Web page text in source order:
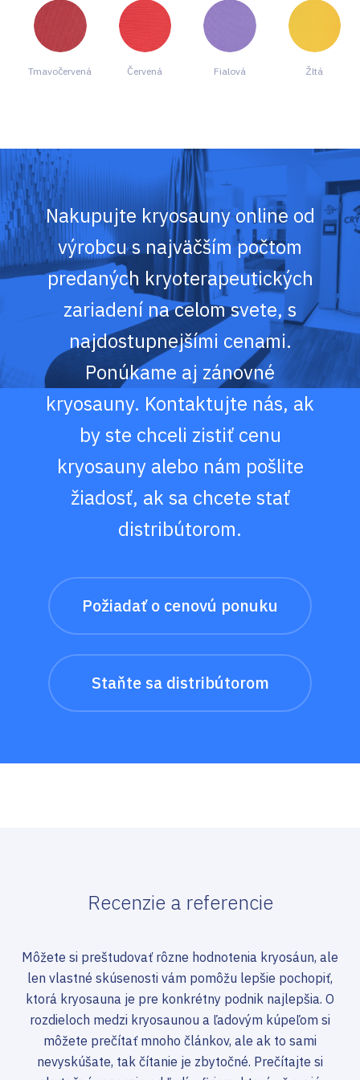
Tmavočervená Červená Fialová Žltá
Nakupujte kryosauny online od
výrobcu s najväčším počtom
predaných kryoterapeutických
zariadení na celom svete, s
najdostupnejšími cenami.
Ponúkame aj zánovné
kryosauny. Kontaktujte nás, ak
by ste chceli zistiť cenu
kryosauny alebo nám pošlite
žiadosť, ak sa chcete stať
distribútorom.
Požiadať o cenovú ponuku
Staňte sa distribútorom
Recenzie a referencie
Môžete si preštudovať rôzne hodnotenia kryosáun, ale
len vlastné skúsenosti vám pomôžu lepšie pochopiť,
ktorá kryosauna je pre konkrétny podnik najlepšia. O
rozdieloch medzi kryosaunou a ľadovým kúpeľom si
môžete prečítať mnoho článkov, ale ak to sami
nevyskúšate, tak čítanie je zbytočné. Prečítajte si